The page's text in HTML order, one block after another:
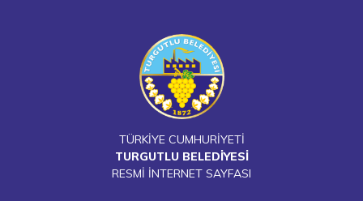
TÜRKİYE CUMHURİYETİ
TURGUTLU BELEDİYESİ
RESMİ İNTERNET SAYFASI